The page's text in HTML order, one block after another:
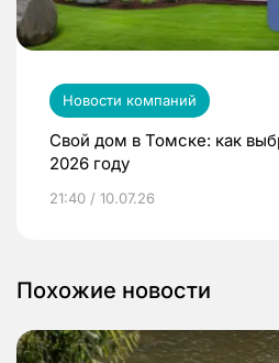
Новости компаний
Свой дом в Томске: как
2026 году
21:40 / 10.07.26
Похожие новости